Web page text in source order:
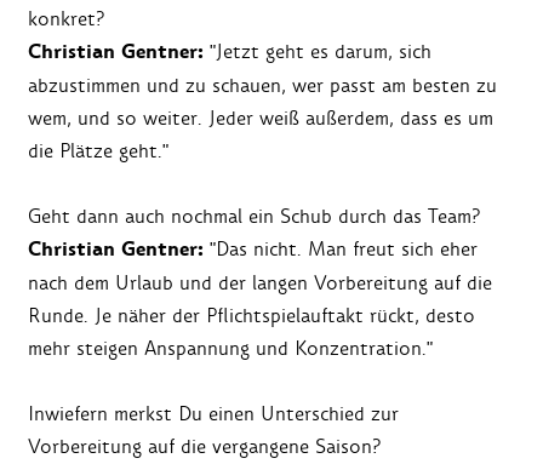
konkret?
Christian Gentner: "Jetzt geht es darum, sich
abzustimmen und zu schauen, wer passt am besten zu
wem, und so weiter. Jeder weiß außerdem, dass es um
die Plätze geht."
Geht dann auch nochmal ein Schub durch das Team?
Christian Gentner: "Das nicht. Man freut sich eher
nach dem Urlaub und der langen Vorbereitung auf die
Runde. Je näher der Pflichtspielauftakt rückt, desto
mehr steigen Anspannung und Konzentration."
Inwiefern merkst Du einen Unterschied zur
Vorbereitung auf die vergangene Saison?